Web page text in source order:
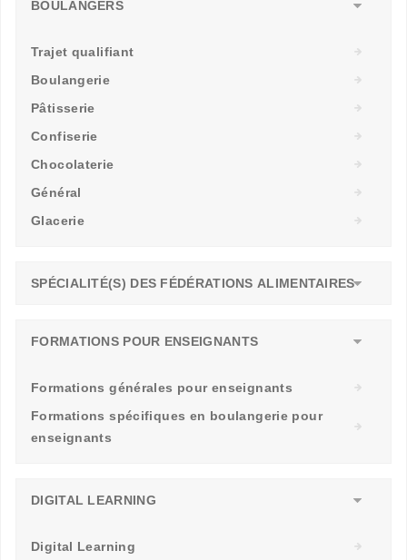
BOULANGERS
Trajet qualifiant
Boulangerie
Pâtisserie
Confiserie
Chocolaterie
Général
Glacerie
SPÉCIALITÉ(S) DES FÉDÉRATIONS ALIMENTAIRES
FORMATIONS POUR ENSEIGNANTS
Formations générales pour enseignants
Formations spécifiques en boulangerie pour
enseignants
DIGITAL LEARNING
Digital Learning